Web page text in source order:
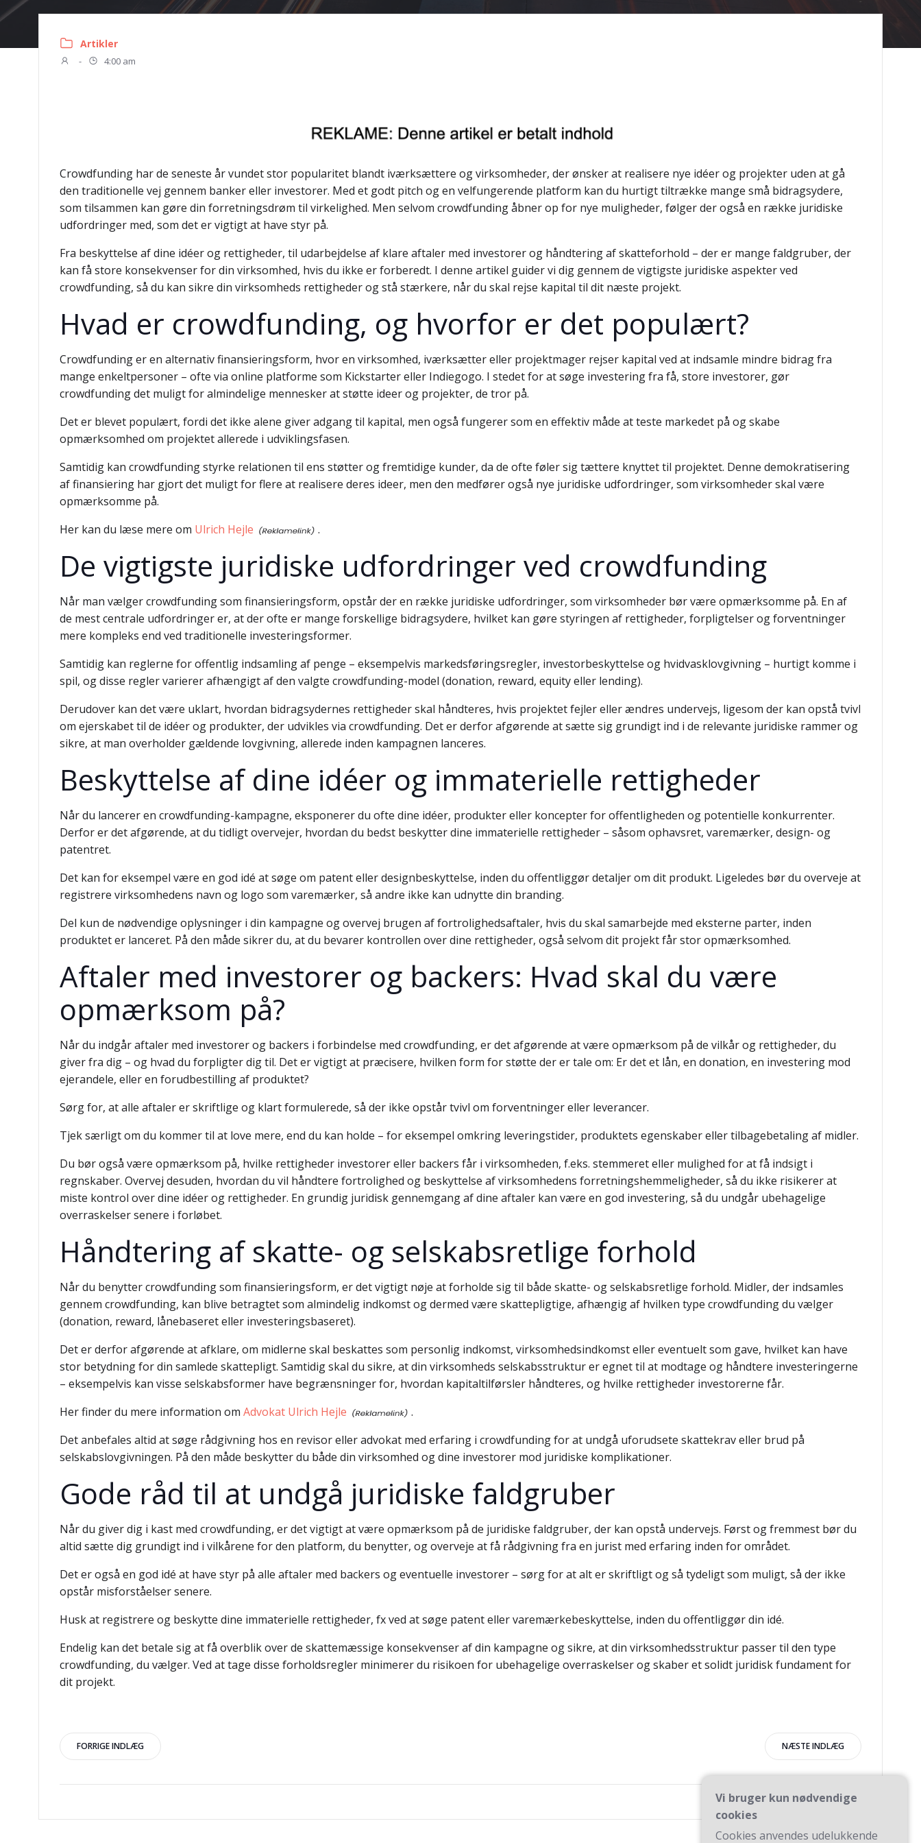
Artikler
- 4:00 am
Crowdfunding har de seneste år vundet stor popularitet blandt iværksættere og virksomheder, der ønsker at realisere nye idéer og projekter uden at gå
den traditionelle vej gennem banker eller investorer. Med et godt pitch og en velfungerende platform kan du hurtigt tiltrække mange små bidragsydere,
som tilsammen kan gøre din forretningsdrøm til virkelighed. Men selvom crowdfunding åbner op for nye muligheder, følger der også en række juridiske
udfordringer med, som det er vigtigt at have styr på.
Fra beskyttelse af dine idéer og rettigheder, til udarbejdelse af klare aftaler med investorer og håndtering af skatteforhold – der er mange faldgruber, der
kan få store konsekvenser for din virksomhed, hvis du ikke er forberedt. I denne artikel guider vi dig gennem de vigtigste juridiske aspekter ved
crowdfunding, så du kan sikre din virksomheds rettigheder og stå stærkere, når du skal rejse kapital til dit næste projekt.
Hvad er crowdfunding, og hvorfor er det populært?
Crowdfunding er en alternativ finansieringsform, hvor en virksomhed, iværksætter eller projektmager rejser kapital ved at indsamle mindre bidrag fra
mange enkeltpersoner – ofte via online platforme som Kickstarter eller Indiegogo. I stedet for at søge investering fra få, store investorer, gør
crowdfunding det muligt for almindelige mennesker at støtte ideer og projekter, de tror på.
Det er blevet populært, fordi det ikke alene giver adgang til kapital, men også fungerer som en effektiv måde at teste markedet på og skabe
opmærksomhed om projektet allerede i udviklingsfasen.
Samtidig kan crowdfunding styrke relationen til ens støtter og fremtidige kunder, da de ofte føler sig tættere knyttet til projektet. Denne demokratisering
af finansiering har gjort det muligt for flere at realisere deres ideer, men den medfører også nye juridiske udfordringer, som virksomheder skal være
opmærksomme på.
Her kan du læse mere om Ulrich Hejle .
De vigtigste juridiske udfordringer ved crowdfunding
Når man vælger crowdfunding som finansieringsform, opstår der en række juridiske udfordringer, som virksomheder bør være opmærksomme på. En af
de mest centrale udfordringer er, at der ofte er mange forskellige bidragsydere, hvilket kan gøre styringen af rettigheder, forpligtelser og forventninger
mere kompleks end ved traditionelle investeringsformer.
Samtidig kan reglerne for offentlig indsamling af penge – eksempelvis markedsføringsregler, investorbeskyttelse og hvidvasklovgivning – hurtigt komme i
spil, og disse regler varierer afhængigt af den valgte crowdfunding-model (donation, reward, equity eller lending).
Derudover kan det være uklart, hvordan bidragsydernes rettigheder skal håndteres, hvis projektet fejler eller ændres undervejs, ligesom der kan opstå tvivl
om ejerskabet til de idéer og produkter, der udvikles via crowdfunding. Det er derfor afgørende at sætte sig grundigt ind i de relevante juridiske rammer og
sikre, at man overholder gældende lovgivning, allerede inden kampagnen lanceres.
Beskyttelse af dine idéer og immaterielle rettigheder
Når du lancerer en crowdfunding-kampagne, eksponerer du ofte dine idéer, produkter eller koncepter for offentligheden og potentielle konkurrenter.
Derfor er det afgørende, at du tidligt overvejer, hvordan du bedst beskytter dine immaterielle rettigheder – såsom ophavsret, varemærker, design- og
patentret.
Det kan for eksempel være en god idé at søge om patent eller designbeskyttelse, inden du offentliggør detaljer om dit produkt. Ligeledes bør du overveje at
registrere virksomhedens navn og logo som varemærker, så andre ikke kan udnytte din branding.
Del kun de nødvendige oplysninger i din kampagne og overvej brugen af fortrolighedsaftaler, hvis du skal samarbejde med eksterne parter, inden
produktet er lanceret. På den måde sikrer du, at du bevarer kontrollen over dine rettigheder, også selvom dit projekt får stor opmærksomhed.
Aftaler med investorer og backers: Hvad skal du være
opmærksom på?
Når du indgår aftaler med investorer og backers i forbindelse med crowdfunding, er det afgørende at være opmærksom på de vilkår og rettigheder, du
giver fra dig – og hvad du forpligter dig til. Det er vigtigt at præcisere, hvilken form for støtte der er tale om: Er det et lån, en donation, en investering mod
ejerandele, eller en forudbestilling af produktet?
Sørg for, at alle aftaler er skriftlige og klart formulerede, så der ikke opstår tvivl om forventninger eller leverancer.
Tjek særligt om du kommer til at love mere, end du kan holde – for eksempel omkring leveringstider, produktets egenskaber eller tilbagebetaling af midler.
Du bør også være opmærksom på, hvilke rettigheder investorer eller backers får i virksomheden, f.eks. stemmeret eller mulighed for at få indsigt i
regnskaber. Overvej desuden, hvordan du vil håndtere fortrolighed og beskyttelse af virksomhedens forretningshemmeligheder, så du ikke risikerer at
miste kontrol over dine idéer og rettigheder. En grundig juridisk gennemgang af dine aftaler kan være en god investering, så du undgår ubehagelige
overraskelser senere i forløbet.
Håndtering af skatte- og selskabsretlige forhold
Når du benytter crowdfunding som finansieringsform, er det vigtigt nøje at forholde sig til både skatte- og selskabsretlige forhold. Midler, der indsamles
gennem crowdfunding, kan blive betragtet som almindelig indkomst og dermed være skattepligtige, afhængig af hvilken type crowdfunding du vælger
(donation, reward, lånebaseret eller investeringsbaseret).
Det er derfor afgørende at afklare, om midlerne skal beskattes som personlig indkomst, virksomhedsindkomst eller eventuelt som gave, hvilket kan have
stor betydning for din samlede skattepligt. Samtidig skal du sikre, at din virksomheds selskabsstruktur er egnet til at modtage og håndtere investeringerne
– eksempelvis kan visse selskabsformer have begrænsninger for, hvordan kapitaltilførsler håndteres, og hvilke rettigheder investorerne får.
Her finder du mere information om Advokat Ulrich Hejle
.
Det anbefales altid at søge rådgivning hos en revisor eller advokat med erfaring i crowdfunding for at undgå uforudsete skattekrav eller brud på
selskabslovgivningen. På den måde beskytter du både din virksomhed og dine investorer mod juridiske komplikationer.
Gode råd til at undgå juridiske faldgruber
Når du giver dig i kast med crowdfunding, er det vigtigt at være opmærksom på de juridiske faldgruber, der kan opstå undervejs. Først og fremmest bør du
altid sætte dig grundigt ind i vilkårene for den platform, du benytter, og overveje at få rådgivning fra en jurist med erfaring inden for området.
Det er også en god idé at have styr på alle aftaler med backers og eventuelle investorer – sørg for at alt er skriftligt og så tydeligt som muligt, så der ikke
opstår misforståelser senere.
Husk at registrere og beskytte dine immaterielle rettigheder, fx ved at søge patent eller varemærkebeskyttelse, inden du offentliggør din idé.
Endelig kan det betale sig at få overblik over de skattemæssige konsekvenser af din kampagne og sikre, at din virksomhedsstruktur passer til den type
crowdfunding, du vælger. Ved at tage disse forholdsregler minimerer du risikoen for ubehagelige overraskelser og skaber et solidt juridisk fundament for
dit projekt.
Indlægsnavigation
FORRIGE INDLÆG NÆSTE INDLÆG
Vi bruger kun nødvendige
cookies
Cookies anvendes udelukkende